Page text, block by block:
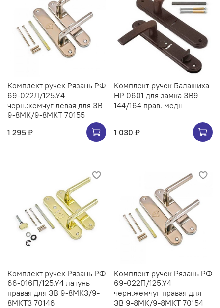
Комплект ручек Рязань РФ
69-022Л/125.У4
черн.жемчуг левая для ЗВ
9-8МК/9-8МКТ 70155
1 295 ₽
Комплект ручек Балашиха
НР 0601 для замка ЗВ9
144/164 прав. медн
1 030 ₽
Комплект ручек Рязань РФ
66-016П/125.У4 латунь
правая для ЗВ 9-8МК3/9-
8МКТ3 70146
Комплект ручек Рязань РФ
69-022П/125.У4
черн.жемчуг правая для
ЗВ 9-8МК/9-8МКТ 70154